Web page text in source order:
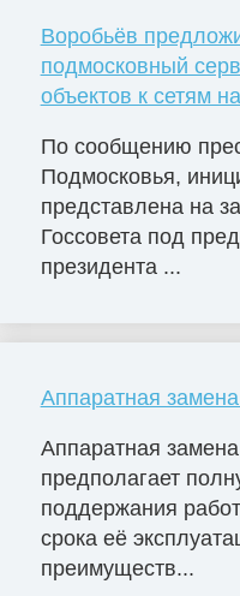
Воробьёв
подмосковный
объектов к сетям
По сообщению
Подмосковья,
представлена на
Госсовета под
президента ...
Аппаратная
Аппаратная
предполагает
поддержания
срока её
преимуществ...